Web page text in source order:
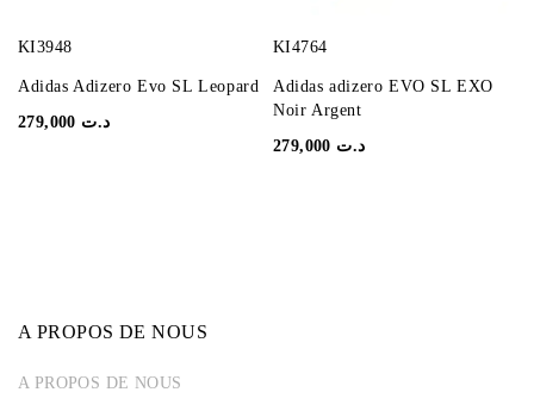
KI3948
Adidas Adizero Evo SL Leopard
د.ت
KI4764
Adidas adizero EVO SL EXO
Noir Argent
د.ت
A PROPOS DE NOUS
A PROPOS DE NOUS